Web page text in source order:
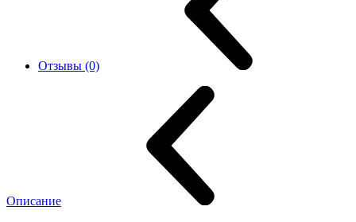
Отзывы (0)
Описание